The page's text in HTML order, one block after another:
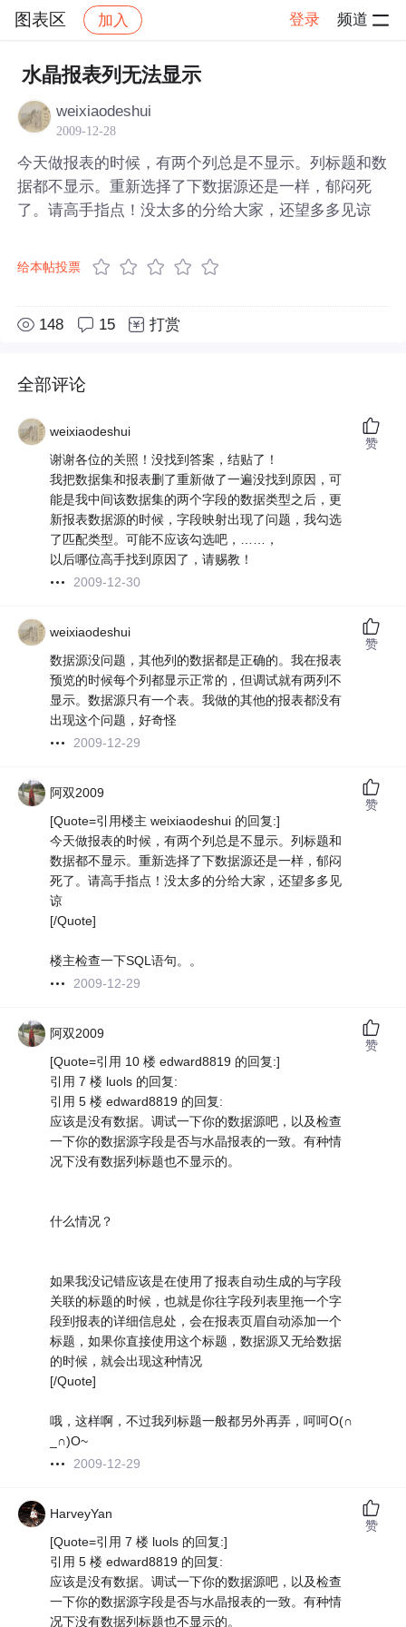
图表区 加入 登录 频道
社区 图表区 帖子详情
水晶报表列无法显示
weixiaodeshui
2009-12-28
今天做报表的时候，有两个列总是不显示。列标题和数
据都不显示。重新选择了下数据源还是一样，郁闷死
了。请高手指点！没太多的分给大家，还望多多见谅
给本帖投票
148 15 打赏
全部评论
weixiaodeshui
谢谢各位的关照！没找到答案，结贴了！
我把数据集和报表删了重新做了一遍没找到原因，可
能是我中间该数据集的两个字段的数据类型之后，更
新报表数据源的时候，字段映射出现了问题，我勾选
了匹配类型。可能不应该勾选吧，……，
以后哪位高手找到原因了，请赐教！
2009-12-30
赞
weixiaodeshui
数据源没问题，其他列的数据都是正确的。我在报表
预览的时候每个列都显示正常的，但调试就有两列不
显示。数据源只有一个表。我做的其他的报表都没有
出现这个问题，好奇怪
2009-12-29
赞
阿双2009
[Quote=引用楼主 weixiaodeshui 的回复:]
今天做报表的时候，有两个列总是不显示。列标题和
数据都不显示。重新选择了下数据源还是一样，郁闷
死了。请高手指点！没太多的分给大家，还望多多见
谅
[/Quote]
楼主检查一下SQL语句。。
2009-12-29
赞
阿双2009
[Quote=引用 10 楼 edward8819 的回复:]
引用 7 楼 luols 的回复:
引用 5 楼 edward8819 的回复:
应该是没有数据。调试一下你的数据源吧，以及检查
一下你的数据源字段是否与水晶报表的一致。有种情
况下没有数据列标题也不显示的。
什么情况？
如果我没记错应该是在使用了报表自动生成的与字段
关联的标题的时候，也就是你往字段列表里拖一个字
段到报表的详细信息处，会在报表页眉自动添加一个
标题，如果你直接使用这个标题，数据源又无给数据
的时候，就会出现这种情况
[/Quote]
哦，这样啊，不过我列标题一般都另外再弄，呵呵O(∩
_∩)O~
2009-12-29
赞
HarveyYan
[Quote=引用 7 楼 luols 的回复:]
引用 5 楼 edward8819 的回复:
应该是没有数据。调试一下你的数据源吧，以及检查
一下你的数据源字段是否与水晶报表的一致。有种情
况下没有数据列标题也不显示的。
赞